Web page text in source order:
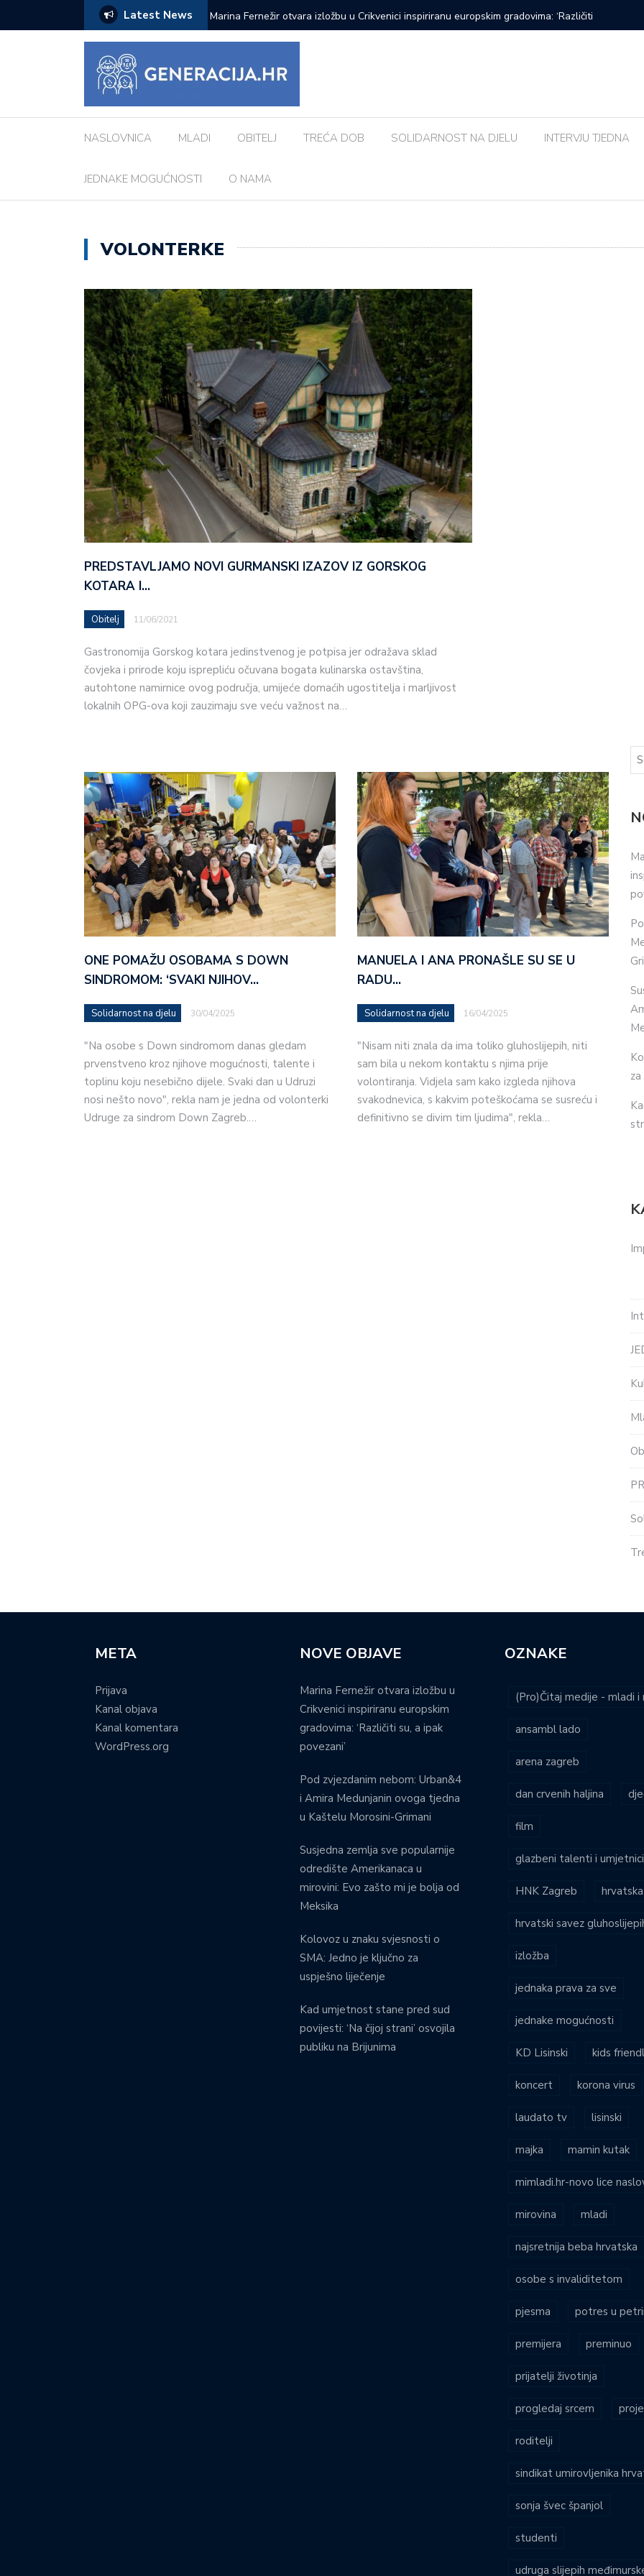
Latest News
inspiriranu europskim gradovima: ‘Različiti
Pod zvjezdanim nebom: Urban&4 i Amira Medunjanin ovoga tjedna u Kaštelu
Morosini-Grimani
bolja od
NASLOVNICA MLADI OBITELJ TREĆA DOB SOLIDARNOST NA DJELU INTERVJU TJEDNA
JEDNAKE MOGUĆNOSTI O NAMA
VOLONTERKE
PREDSTAVLJAMO NOVI GURMANSKI IZAZOV IZ GORSKOG
KOTARA I…
Obitelj 11/06/2021
Gastronomija Gorskog kotara jedinstvenog je potpisa jer odražava sklad
čovjeka i prirode koju isprepliću očuvana bogata kulinarska ostavština,
autohtone namirnice ovog područja, umijeće domaćih ugostitelja i marljivost
lokalnih OPG-ova koji zauzimaju sve veću važnost na…
ONE POMAŽU OSOBAMA S DOWN
SINDROMOM: ‘SVAKI NJIHOV…
Solidarnost na djelu 30/04/2025
"Na osobe s Down sindromom danas gledam
prvenstveno kroz njihove mogućnosti, talente i
toplinu koju nesebično dijele. Svaki dan u Udruzi
nosi nešto novo", rekla nam je jedna od volonterki
Udruge za sindrom Down Zagreb.…
MANUELA I ANA PRONAŠLE SU SE U
RADU…
Solidarnost na djelu 16/04/2025
"Nisam niti znala da ima toliko gluhoslijepih, niti
sam bila u nekom kontaktu s njima prije
volontiranja. Vidjela sam kako izgleda njihova
svakodnevica, s kakvim poteškoćama se susreću i
definitivno se divim tim ljudima", rekla…
META
Prijava
Kanal objava
Kanal komentara
WordPress.org
NOVE OBJAVE
Marina Fernežir otvara izložbu u
Crikvenici inspiriranu europskim
gradovima: ‘Različiti su, a ipak
povezani’
Pod zvjezdanim nebom: Urban&4
i Amira Medunjanin ovoga tjedna
u Kaštelu Morosini-Grimani
Susjedna zemlja sve popularnije
odredište Amerikanaca u
mirovini: Evo zašto mi je bolja od
Meksika
Kolovoz u znaku svjesnosti o
SMA: Jedno je ključno za
uspješno liječenje
Kad umjetnost stane pred sud
povijesti: ‘Na čijoj strani’ osvojila
publiku na Brijunima
OZNAKE
(Pro)Čitaj medije - mladi i
ansambl lado
arena zagreb
dan crvenih haljina
film
glazbeni talenti i
HNK Zagreb hrvatska
hrvatski savez
izložba
jednaka prava za sve
jednake mogućnosti
KD Lisinski kids
koncert korona virus
laudato tv lisinski
majka mamin kutak
mimladi.hr-novo lice
mirovina mladi
najsretnija beba hrvatska
osobe s invaliditetom
pjesma potres u
premijera preminuo
prijatelji životinja
progledaj srcem
roditelji
sindikat umirovljenika
sonja švec španjol
studenti
udruga slijepih